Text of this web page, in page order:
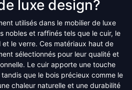
luxe design?
utilisés dans le mobilier de luxe
nobles et raffinés tels que le cuir, le
le verre. Ces matériaux haut de
sélectionnés pour leur qualité et
Le cuir apporte une touche
que le bois précieux comme le
chaleur naturelle et une durabilité